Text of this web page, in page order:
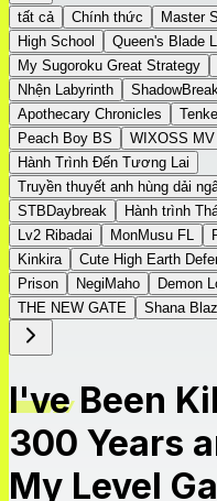
tất cả Chính thức Master
High School
Queen's Blade
My Sugoroku Great Strategy
Nhện Labyrinth
ShadowBreak
Apothecary Chronicles
Peach Boy BS
WIXOSS MV
Hành Trình Đến Tương Lai
Truyền thuyết anh hùng dải
STBDaybreak
Hành trình
Lv2 Ribadai
MonMusu FL
Kinkira
Cute High Earth
Prison
NegiMaho Demon
THE NEW GATE
Shana
I've Been
300 Years
My Level